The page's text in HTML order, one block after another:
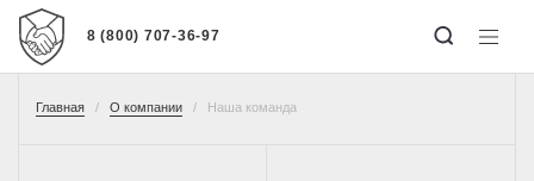
8 (800) 707-36-97
Главная О компании Наша команда